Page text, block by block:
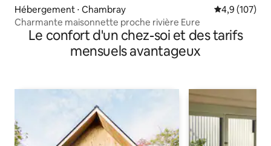
Hébergement ⋅ Chambray Évaluation
4,9 (107)
Charmante maisonnette proche rivière Eure
Le confort d'un chez-soi et des tarifs
mensuels avantageux